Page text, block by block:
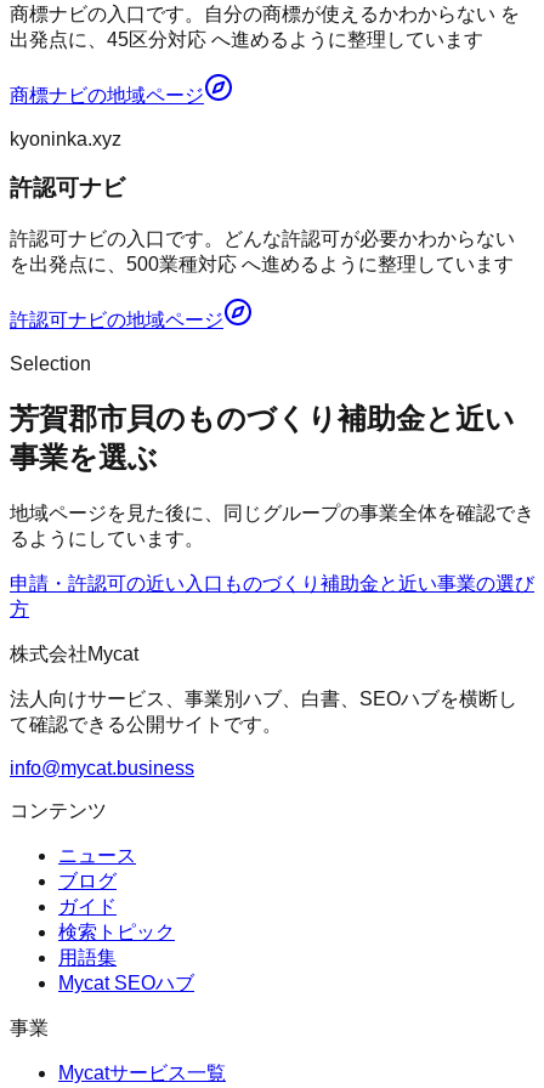
商標ナビの入口です。自分の商標が使えるかわからない を
出発点に、45区分対応 へ進めるように整理しています
商標ナビの地域ページ
kyoninka.xyz
許認可ナビ
許認可ナビの入口です。どんな許認可が必要かわからない
を出発点に、500業種対応 へ進めるように整理しています
許認可ナビの地域ページ
Selection
芳賀郡市貝のものづくり補助金と近い
事業を選ぶ
地域ページを見た後に、同じグループの事業全体を確認でき
るようにしています。
申請・許認可の近い入口 ものづくり補助金と近い事業の選び
方
株式会社Mycat
法人向けサービス、事業別ハブ、白書、SEOハブを横断し
て確認できる公開サイトです。
info@mycat.business
コンテンツ
ニュース
ブログ
ガイド
検索トピック
用語集
Mycat SEOハブ
事業
Mycatサービス一覧